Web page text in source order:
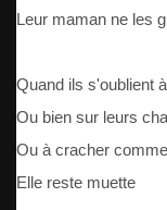
Leur maman ne les
Quand ils s'oublient
Ou bien sur leurs
Ou à cracher
Elle reste muette